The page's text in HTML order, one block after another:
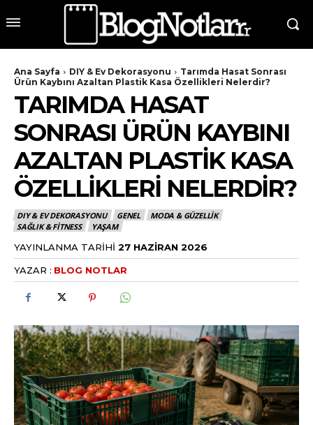
Ana Sayfa DIY & Ev Dekorasyonu
Tarımda Hasat Sonrası
Ürün Kaybını Azaltan Plastik Kasa Özellikleri Nelerdir?
TARIMDA HASAT
SONRASI ÜRÜN KAYBINI
AZALTAN PLASTIK KASA
ÖZELLIKLERI NELERDIR?
DIY & EV DEKORASYONU GENEL
MODA & GÜZELLIK
SAĞLIK & FITNESS
YAŞAM
YAYINLANMA TARIHI 27 HAZIRAN 2026
YAZAR : BLOG NOTLAR